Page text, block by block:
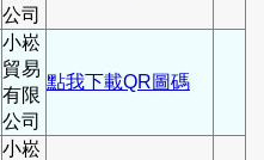
公司
小崧
貿易
有限
公司
點我下載QR圖碼
小崧